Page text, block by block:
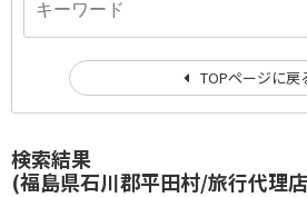
検索結果
(福島県石川郡平田村/旅行代理
TOPページに戻